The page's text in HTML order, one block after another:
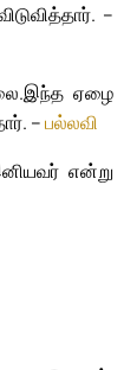
–
இந்த ஏழை
–பல்லவி
என்று